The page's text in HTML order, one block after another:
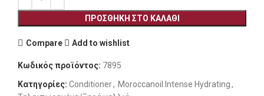
ΠΡΟΣΘΉΚΗ ΣΤΟ ΚΑΛΆΘΙ
Compare Add to wishlist
Κωδικός προϊόντος: 7895
Κατηγορίες: Conditioner, Moroccanoil Intense Hydrating,